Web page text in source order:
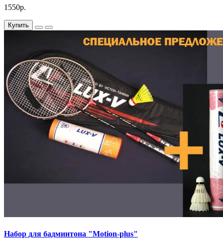
1550р.
Купить
Набор для бадминтона "Motion-plus"